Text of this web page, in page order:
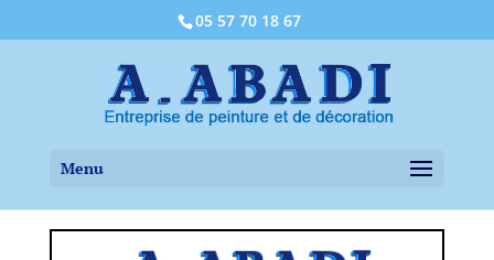
05 57 70 18 67